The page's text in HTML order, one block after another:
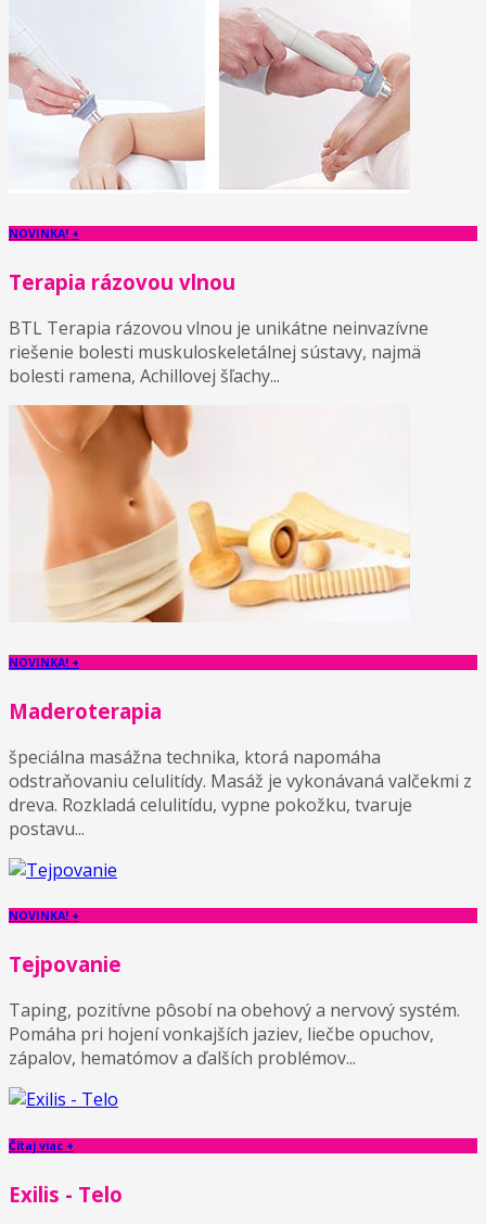
NOVINKA! +
Terapia rázovou vlnou
BTL Terapia rázovou vlnou je unikátne neinvazívne
riešenie bolesti muskuloskeletálnej sústavy, najmä
bolesti ramena, Achillovej šľachy...
NOVINKA! +
Maderoterapia
špeciálna masážna technika, ktorá napomáha
odstraňovaniu celulitídy. Masáž je vykonávaná valčekmi z
dreva. Rozkladá celulitídu, vypne pokožku, tvaruje
postavu...
NOVINKA! +
Tejpovanie
Taping, pozitívne pôsobí na obehový a nervový systém.
Pomáha pri hojení vonkajších jaziev, liečbe opuchov,
zápalov, hematómov a ďalších problémov...
Čítaj viac +
Exilis - Telo